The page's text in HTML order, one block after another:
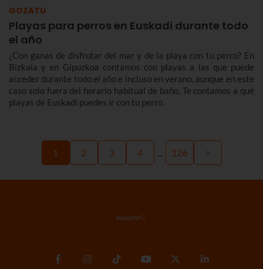
GOZATU
Playas para perros en Euskadi durante todo
el año
¿Con ganas de disfrutar del mar y de la playa con tu perro? En
Bizkaia y en Gipuzkoa contamos con playas a las que puede
acceder durante todo el año e incluso en verano, aunque en este
caso solo fuera del horario habitual de baño. Te contamos a qué
playas de Euskadi puedes ir con tu perro.
1 2 3 4 ... 126 >